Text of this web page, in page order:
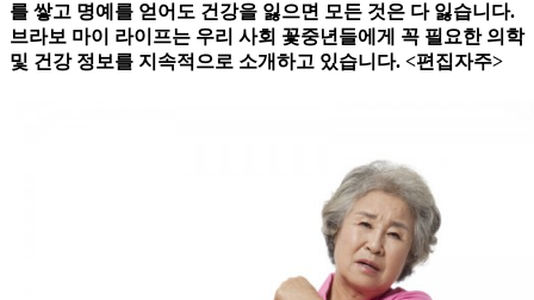
를 쌓고 명예를 얻어도 건강을 잃으면 모든 것은 다 잃습니다.
브라보 마이 라이프는 우리 사회 꽃중년들에게 꼭 필요한 의학
및 건강 정보를 지속적으로 소개하고 있습니다. <편집자주>